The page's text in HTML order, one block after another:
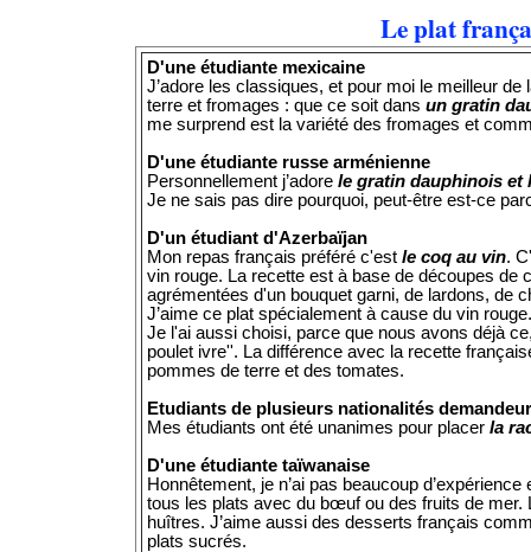
Le plat
D'une étudiante mexicaine
J’adore les classiques, et pour moi le meilleur
terre et fromages : que ce soit dans un gratin
me surprend est la variété des fromages et
D'une étudiante russe arménienne
Personnellement j’adore le gratin dauphinois et
Je ne sais pas dire pourquoi, peut-être est-ce
D'un étudiant d'Azerbaïjan
Mon repas français préféré c'est le coq au vin.
vin rouge. La recette est à base de découpes de
agrémentées d'un bouquet garni, de lardons, de
J’aime ce plat spécialement à cause du vin
Je l'ai aussi choisi, parce que nous avons déjà
poulet ivre''. La différence avec la recette
pommes de terre et des tomates.
Etudiants de plusieurs nationalités
Mes étudiants ont été unanimes pour placer la
D'une étudiante taïwanaise
Honnêtement, je n’ai pas beaucoup
tous les plats avec du bœuf ou des fruits de
huîtres. J’aime aussi des desserts français
plats sucrés.